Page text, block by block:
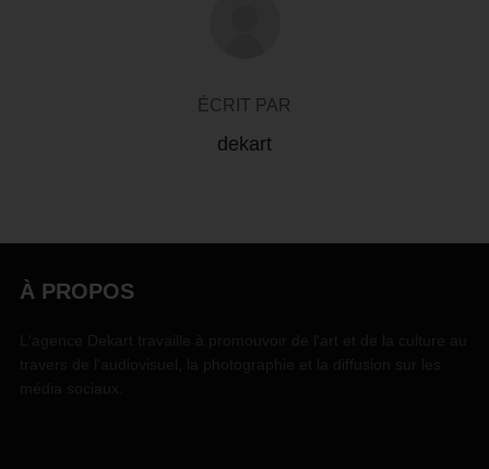
ÉCRIT PAR
dekart
À PROPOS